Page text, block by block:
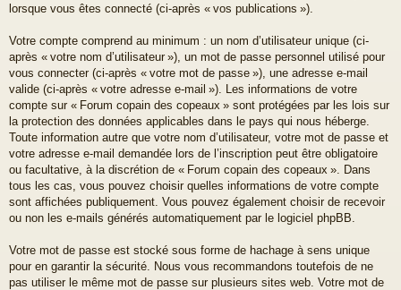
lorsque vous êtes connecté (ci-après « vos publications »).
Votre compte comprend au minimum : un nom d’utilisateur unique (ci-
après « votre nom d’utilisateur »), un mot de passe personnel utilisé pour
vous connecter (ci-après « votre mot de passe »), une adresse e-mail
valide (ci-après « votre adresse e-mail »). Les informations de votre
compte sur « Forum copain des copeaux » sont protégées par les lois sur
la protection des données applicables dans le pays qui nous héberge.
Toute information autre que votre nom d’utilisateur, votre mot de passe et
votre adresse e-mail demandée lors de l’inscription peut être obligatoire
ou facultative, à la discrétion de « Forum copain des copeaux ». Dans
tous les cas, vous pouvez choisir quelles informations de votre compte
sont affichées publiquement. Vous pouvez également choisir de recevoir
ou non les e-mails générés automatiquement par le logiciel phpBB.
Votre mot de passe est stocké sous forme de hachage à sens unique
pour en garantir la sécurité. Nous vous recommandons toutefois de ne
pas utiliser le même mot de passe sur plusieurs sites web. Votre mot de